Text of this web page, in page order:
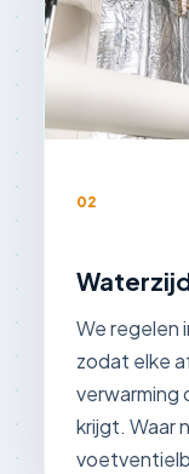
02
We regelen
zodat elke
verwarming
krijgt. Waar